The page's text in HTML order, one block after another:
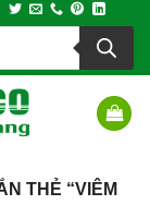
THẺ “VIÊM